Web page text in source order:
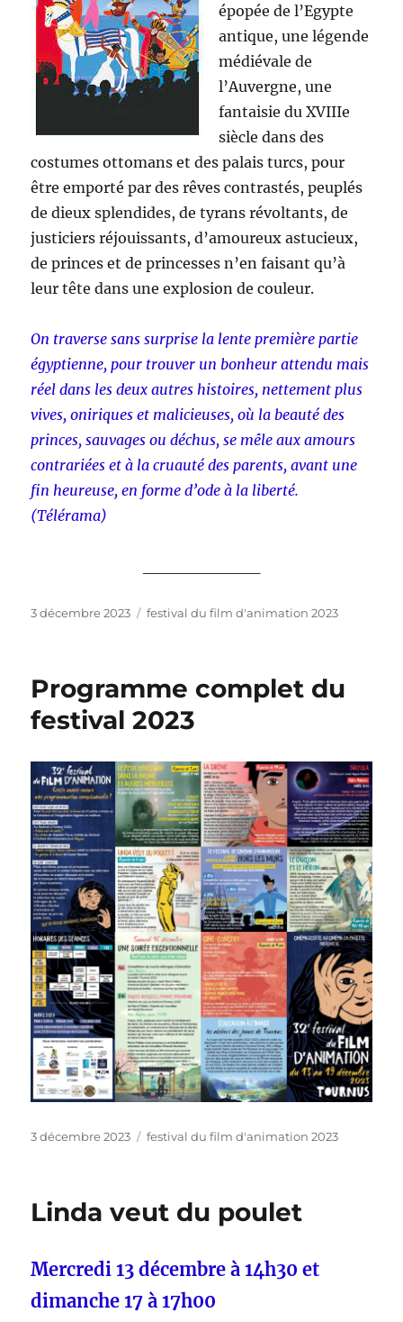
épopée de l’Egypte
antique, une légende
médiévale de
l’Auvergne, une
fantaisie du XVIIIe
siècle dans des
costumes ottomans et des palais turcs, pour
être emporté par des rêves contrastés, peuplés
de dieux splendides, de tyrans révoltants, de
justiciers réjouissants, d’amoureux astucieux,
de princes et de princesses n’en faisant qu’à
leur tête dans une explosion de couleur.
On traverse sans surprise la lente première partie
égyptienne, pour trouver un bonheur attendu mais
réel dans les deux autres histoires, nettement plus
vives, oniriques et malicieuses, où la beauté des
princes, sauvages ou déchus, se mêle aux amours
contrariées et à la cruauté des parents, avant une
fin heureuse, en forme d’ode à la liberté.
(Télérama)
Publié
3 décembre 2023 Catégories
festival du film d'animation 2023
Programme complet du
festival 2023
Publié
3 décembre 2023 Catégories
festival du film d'animation 2023
Linda veut du poulet
Mercredi 13 décembre à 14h30 et
dimanche 17 à 17h00